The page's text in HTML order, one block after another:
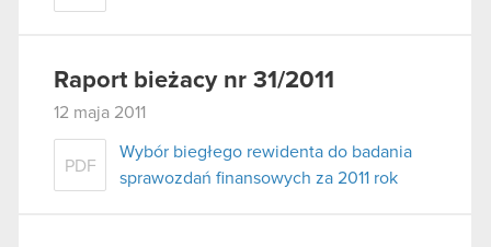
Raport bieżacy nr 31/2011
12 maja 2011
PDF
Wybór biegłego rewidenta do badania
sprawozdań finansowych za 2011 rok